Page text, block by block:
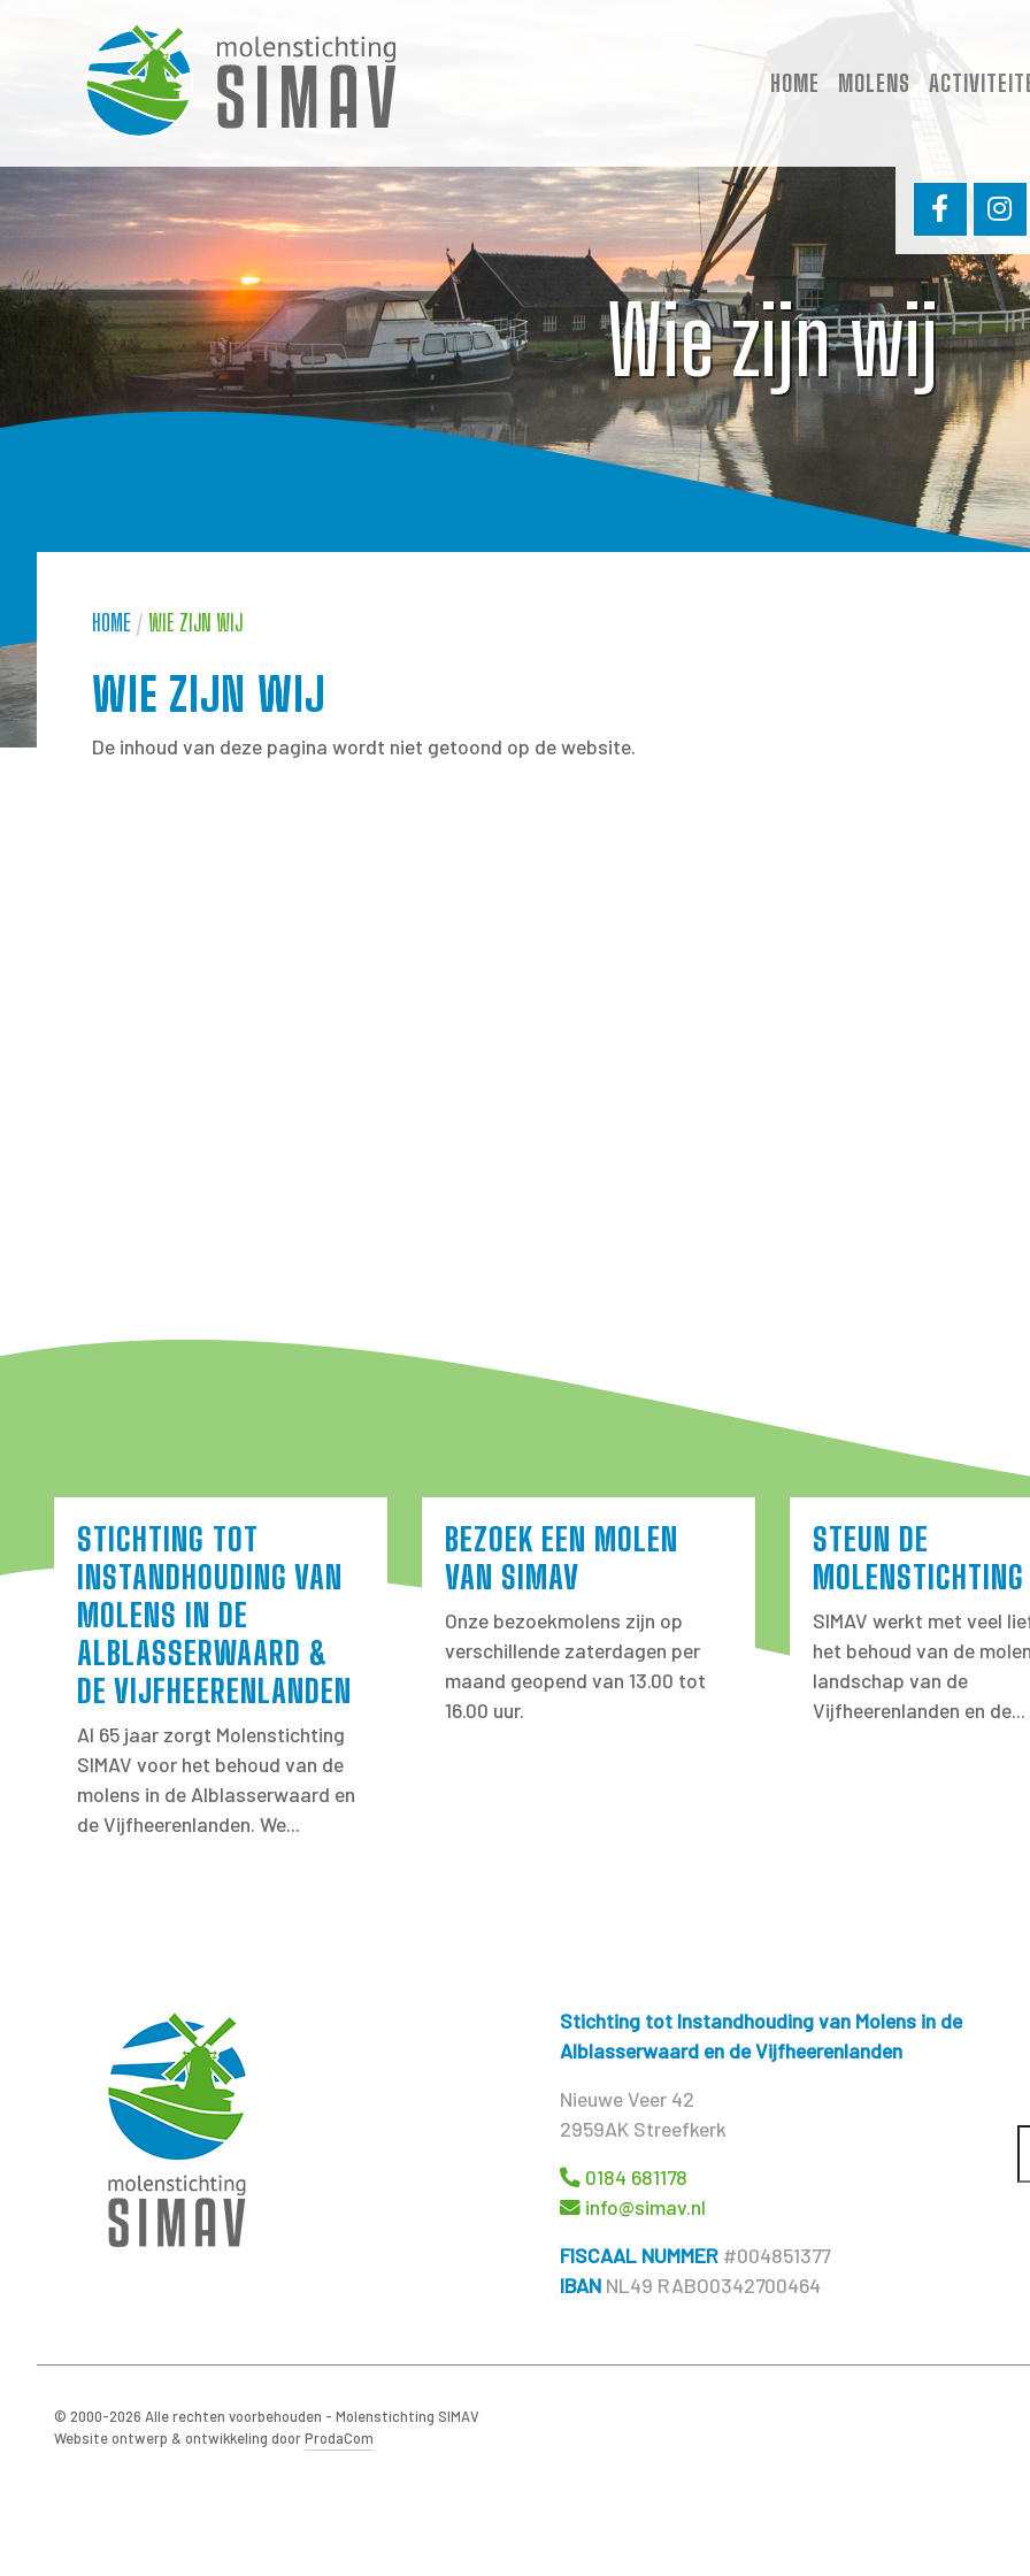
HOME MOLENS
Wie zijn wij
HOME / WIE ZIJN WIJ
WIE ZIJN WIJ
De inhoud van deze pagina wordt niet getoond op de website.
STICHTING TOT
INSTANDHOUDING VAN
MOLENS IN DE
ALBLASSERWAARD &
DE VIJFHEERENLANDEN
Al 65 jaar zorgt Molenstichting
SIMAV voor het behoud van de
molens in de Alblasserwaard en
de Vijfheerenlanden. We...
BEZOEK EEN MOLEN
VAN SIMAV
Onze bezoekmolens zijn op
verschillende zaterdagen per
maand geopend van 13.00 tot
16.00 uur.
STEUN DE
MOLENSTICHTING
SIMAV werkt met veel
het behoud van de
landschap van de
Vijfheerenlanden en de...
Stichting tot Instandhouding van Molens in de
Alblasserwaard en de Vijfheerenlanden
Nieuwe Veer 42
2959AK Streefkerk
0184 681178
info@simav.nl
FISCAAL NUMMER#004851377
IBAN NL49 RABO0342700464
© 2000-2026 Alle rechten voorbehouden - Molenstichting SIMAV
Website ontwerp & ontwikkeling doorProdaCom